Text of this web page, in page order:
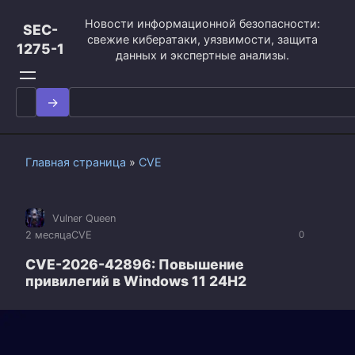
контенту
SEC-
1275-1
Новости информационной безопасности:
свежие кибератаки, уязвимости, защита
данных и экспертные анализы.
Search
for:
Главная страница » CVE
0
Vulner Queen
2 месяцаCVE
CVE-2026-42896: Повышение
привилегий в Windows 11 24H2